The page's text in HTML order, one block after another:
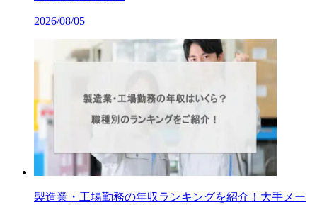
2026/08/05
製造業・工場勤務の年収ランキングを紹介！大手メー